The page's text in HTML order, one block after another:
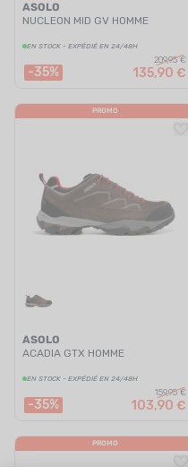
ASOLO
NUCLEON MID GV HOMME
EN STOCK - EXPÉDIÉ EN 24/48H
-35%
209,95 €
135,90 €
PROMO
ASOLO
ACADIA GTX HOMME
EN STOCK - EXPÉDIÉ EN 24/48H
-35%
159,95 €
103,90 €
PROMO